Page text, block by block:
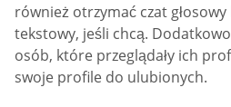
również otrzymać czat
tekstowy, jeśli chcą.
osób, które przeglądały ich
swoje profile do ulubionych.